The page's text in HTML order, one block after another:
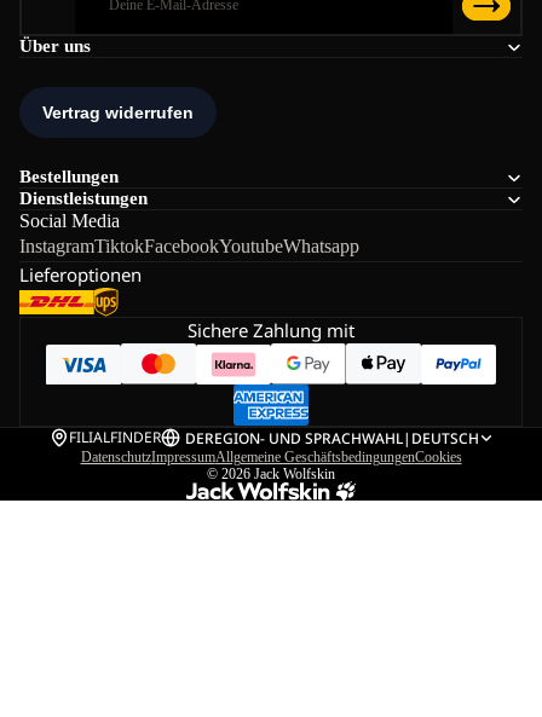
Über uns
Bestellungen
Dienstleistungen
Social Media
InstagramTiktokFacebookYoutubeWhatsapp
Lieferoptionen
Sichere Zahlung mit
FILIALFINDER DEREGION- UND SPRACHWAHL| DEUTSCH
DatenschutzImpressumAllgemeine GeschäftsbedingungenCookies
© 2026 Jack Wolfskin